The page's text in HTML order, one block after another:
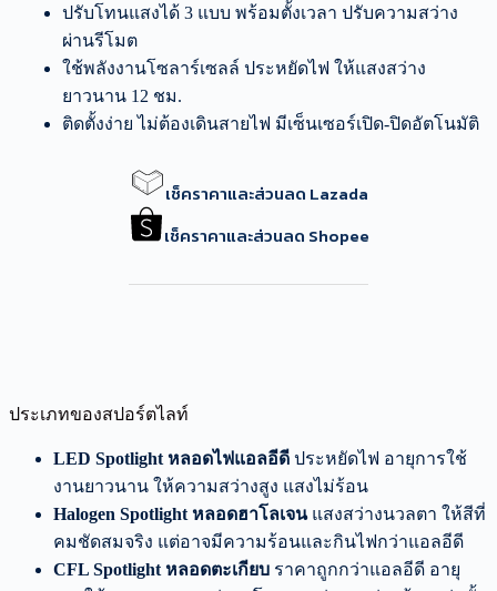
ปรับโทนแสงได้ 3 แบบ พร้อมตั้งเวลา ปรับความสว่าง
ผ่านรีโมต
ใช้พลังงานโซลาร์เซลล์ ประหยัดไฟ ให้แสงสว่าง
ยาวนาน 12 ชม.
ติดตั้งง่าย ไม่ต้องเดินสายไฟ มีเซ็นเซอร์เปิด-ปิดอัตโนมัติ
เช็คราคาและส่วนลด Lazada
เช็คราคาและส่วนลด Shopee
ประเภทของสปอร์ตไลท์
LED Spotlight หลอดไฟแอลอีดี ประหยัดไฟ อายุการใช้
งานยาวนาน ให้ความสว่างสูง แสงไม่ร้อน
Halogen Spotlight หลอดฮาโลเจนแสงสว่างนวลตา ให้สีที่
คมชัดสมจริง แต่อาจมีความร้อนและกินไฟกว่าแอลอีดี
CFL Spotlight หลอดตะเกียบ ราคาถูกกว่าแอลอีดี อายุ